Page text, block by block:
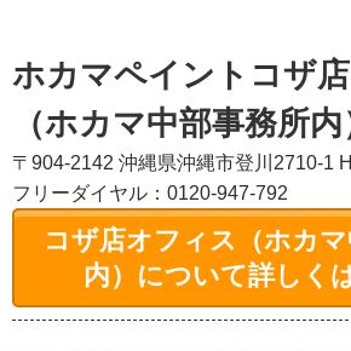
ホカマペイントコザ
（ホカマ中部事務所内
〒904-2142 沖縄県沖縄市登川2710-1
フリーダイヤル：0120-947-792
コザ店オフィス（ホカ
内）について詳しく